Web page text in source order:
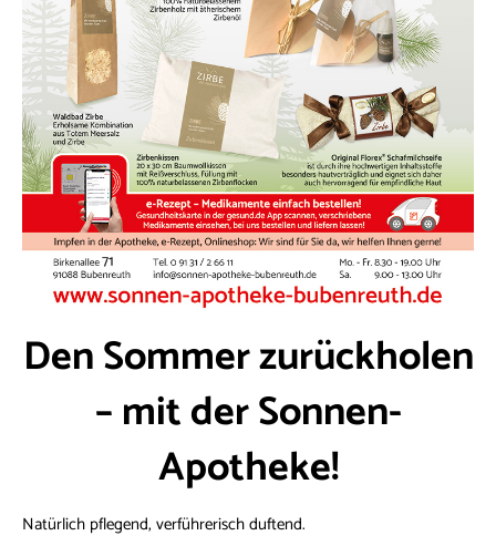
Den Sommer zurückholen
– mit der Sonnen-
Apotheke!
Natürlich pflegend, verführerisch duftend.